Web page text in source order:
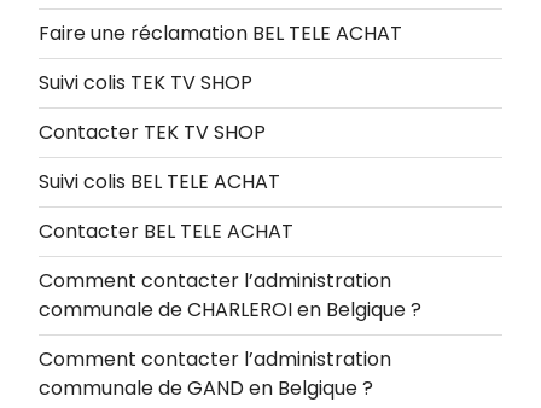
Faire une réclamation BEL TELE ACHAT
Suivi colis TEK TV SHOP
Contacter TEK TV SHOP
Suivi colis BEL TELE ACHAT
Contacter BEL TELE ACHAT
Comment contacter l’administration
communale de CHARLEROI en Belgique ?
Comment contacter l’administration
communale de GAND en Belgique ?